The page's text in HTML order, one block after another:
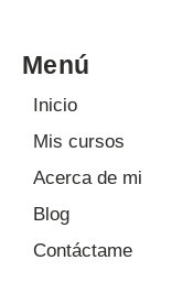
Menú
Inicio
Mis cursos
Acerca de mi
Blog
Contáctame